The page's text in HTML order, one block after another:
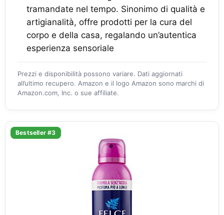
tramandate nel tempo. Sinonimo di qualità e
artigianalità, offre prodotti per la cura del
corpo e della casa, regalando un’autentica
esperienza sensoriale
Prezzi e disponibilità possono variare. Dati aggiornati
all’ultimo recupero. Amazon e il logo Amazon sono marchi di
Amazon.com, Inc. o sue affiliate.
Bestseller #3